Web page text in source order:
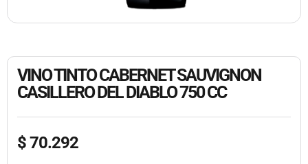
VINO TINTO CABERNET SAUVIGNON
CASILLERO DEL DIABLO 750 CC
$70.292